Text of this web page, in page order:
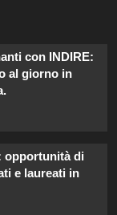
con INDIRE:
al giorno in
opportunità di
e laureati in